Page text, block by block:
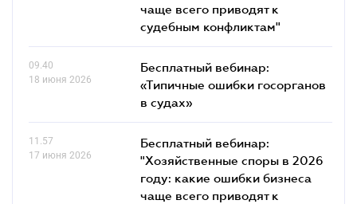
чаще всего приводят к
судебным конфликтам"
09.40
18 июня 2026
Бесплатный вебинар:
«Типичные ошибки госорганов
в судах»
11.57
17 июня 2026
Бесплатный вебинар:
"Хозяйственные споры в 2026
году: какие ошибки бизнеса
чаще всего приводят к